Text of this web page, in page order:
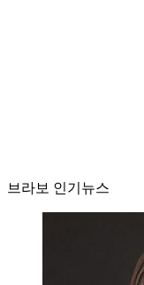
브라보 인기뉴스